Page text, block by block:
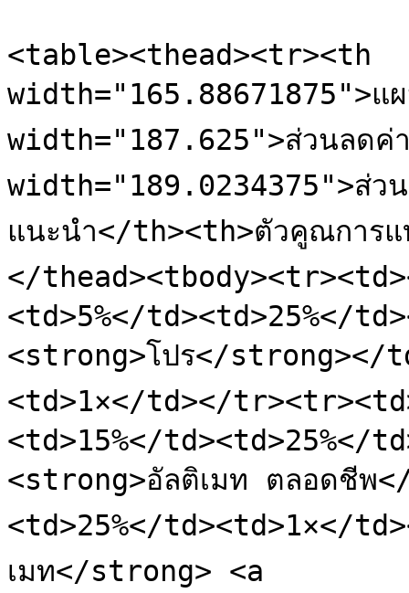
<table><thead><tr><th
width="165.88671875">แ
width="187.625">ส่วนลดค่
width="189.0234375">ส่วน
แนะนำ</th><th>ตัวคูณการ
</
<td>5%</td><td>25%</
<strong>โปร</strong></
<td>1×</td></
<td>15%</
<strong>อัลติเมท ตลอดชีพ
<td>25%</td><td>1×</
เมท</strong> <a